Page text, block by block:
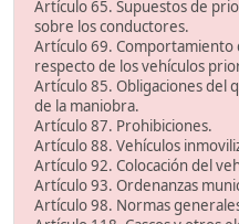
Artículo 65. Supuestos de
sobre los conductores.
Artículo 69. Comportamiento
respecto de los vehículos
Artículo 85. Obligaciones del
de la maniobra.
Artículo 87. Prohibiciones.
Artículo 88. Vehículos
Artículo 92. Colocación del
Artículo 93. Ordenanzas
Artículo 98. Normas